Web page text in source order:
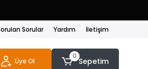
Sorular Yardım İletişim
Üye Ol
0
Sepetim